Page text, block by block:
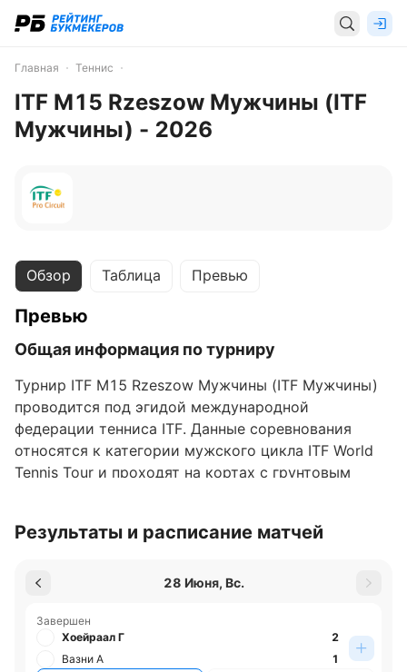
Главная Теннис
ITF M15 Rzeszow Мужчины (ITF
Мужчины) - 2026
Обзор Таблица Превью
Превью
Общая информация по турниру
Турнир ITF M15 Rzeszow Мужчины (ITF Мужчины)
проводится под эгидой международной
федерации тенниса ITF. Данные соревнования
относятся к категории мужского цикла ITF World
Tennis Tour и проходят на кортах с грунтовым
Где играют турнир
Результаты и расписание матчей
28 Июня, Вс.
Завершен
Хоейраал Г
2
Вазни А
1